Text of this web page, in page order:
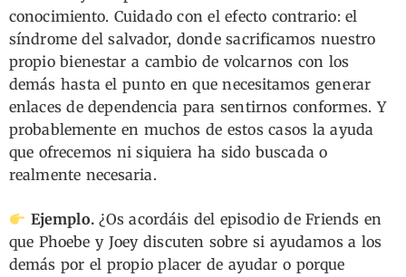
conocimiento. Cuidado con el efecto contrario: el
síndrome del salvador, donde sacrificamos nuestro
propio bienestar a cambio de volcarnos con los
demás hasta el punto en que necesitamos generar
enlaces de dependencia para sentirnos conformes. Y
probablemente en muchos de estos casos la ayuda
que ofrecemos ni siquiera ha sido buscada o
realmente necesaria.
Ejemplo.¿Os acordáis del episodio de Friends en
que Phoebe y Joey discuten sobre si ayudamos a los
demás por el propio placer de ayudar o porque